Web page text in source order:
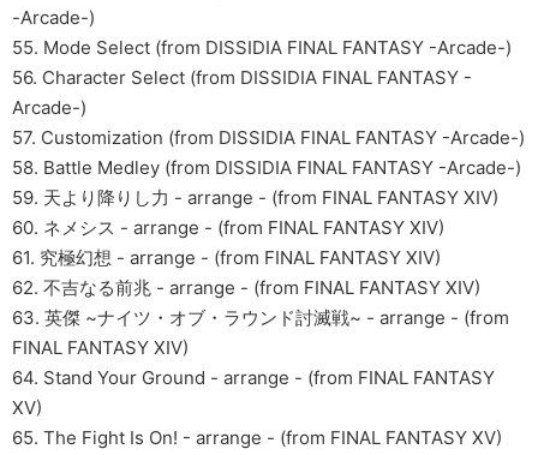
-Arcade-)
55. Mode Select (from DISSIDIA FINAL FANTASY -Arcade-)
56. Character Select (from DISSIDIA FINAL FANTASY -
Arcade-)
57. Customization (from DISSIDIA FINAL FANTASY -Arcade-)
58. Battle Medley (from DISSIDIA FINAL FANTASY -Arcade-)
59. 天より降りし力 - arrange - (from FINAL FANTASY XIV)
60. ネメシス - arrange - (from FINAL FANTASY XIV)
61. 究極幻想 - arrange - (from FINAL FANTASY XIV)
62. 不吉なる前兆 - arrange - (from FINAL FANTASY XIV)
63. 英傑 ~ナイツ・オブ・ラウンド討滅戦~ - arrange - (from
FINAL FANTASY XIV)
64. Stand Your Ground - arrange - (from FINAL FANTASY
XV)
65. The Fight Is On! - arrange - (from FINAL FANTASY XV)